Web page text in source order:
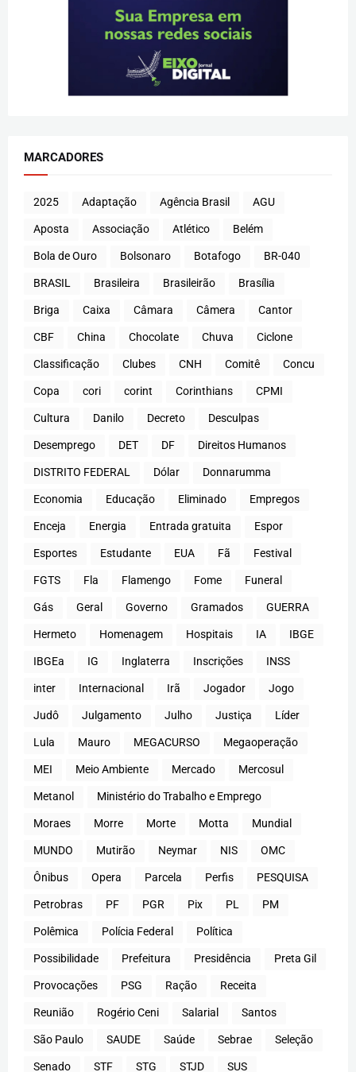
MARCADORES
2025 Adaptação Agência Brasil AGU
Aposta Associação Atlético Belém
Bola de Ouro Bolsonaro Botafogo BR-040
BRASIL Brasileira Brasileirão Brasília
Briga Caixa Câmara Câmera Cantor
CBF China Chocolate Chuva Ciclone
Classificação Clubes CNH Comitê Concu
Copa cori corint Corinthians CPMI
Cultura Danilo Decreto Desculpas
Desemprego DET DF Direitos Humanos
DISTRITO FEDERAL Dólar Donnarumma
Economia Educação Eliminado Empregos
Enceja Energia Entrada gratuita Espor
Esportes Estudante EUA Fã Festival
FGTS Fla Flamengo Fome Funeral
Gás Geral Governo Gramados GUERRA
Hermeto Homenagem Hospitais IA IBGE
IBGEa IG Inglaterra Inscrições INSS
inter Internacional Irã Jogador Jogo
Judô Julgamento Julho Justiça Líder
Lula Mauro MEGACURSO Megaoperação
MEI Meio Ambiente Mercado Mercosul
Metanol Ministério do Trabalho e Emprego
Moraes Morre Morte Motta Mundial
MUNDO Mutirão Neymar NIS OMC
Ônibus Opera Parcela Perfis PESQUISA
Petrobras PF PGR Pix PL PM
Polêmica Polícia Federal Política
Possibilidade Prefeitura Presidência Preta Gil
Provocações PSG Ração Receita
Reunião Rogério Ceni Salarial Santos
São Paulo SAUDE Saúde Sebrae Seleção
Senado STF STG STJD SUS